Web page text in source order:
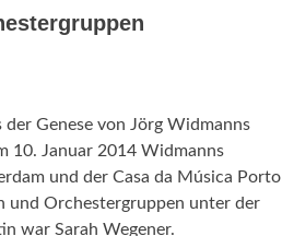
Genese von Jörg Widmanns
10. Januar 2014 Widmanns
und der Casa da Música Porto 
und Orchestergruppen unter der
war Sarah Wegener.